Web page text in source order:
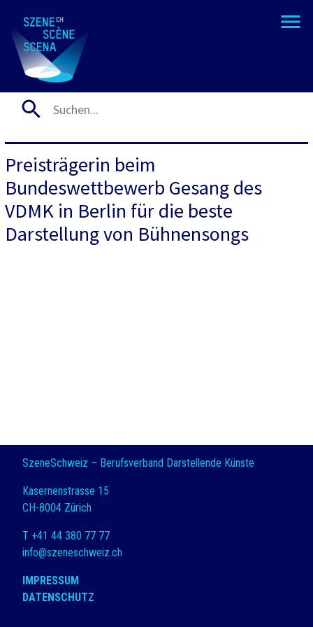
Preisträgerin beim
Bundeswettbewerb Gesang des
VDMK in Berlin für die beste
Darstellung von Bühnensongs
SzeneSchweiz – Berufsverband Darstellende Künste
Kasernenstrasse 15
CH-8004 Zürich
T +41 44 380 77 77
info@szeneschweiz.ch
IMPRESSUM
DATENSCHUTZ